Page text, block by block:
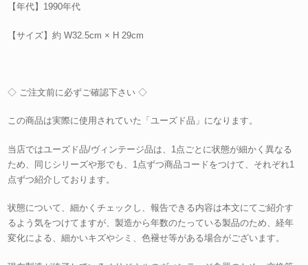
【年代】1990年代
【サイズ】約 W32.5cm × H 29cm
◇ ご注文前に必ずご確認下さい ◇
この商品は実際に使用されていた「ユーズド品」になります。
当店ではユーズド品/ヴィンテージ品は、1点ごとに状態が細かく異なる
ため、同じシリーズや形でも、1点ずつ商品コードをつけて、それぞれ1
点ずつ紹介しております。
状態について、細かくチェックし、報告できる内容は本文にてご紹介す
るよう気をつけてますが、製造から年数のたっている製品のため、経年
変化による、細かいキズやシミ、色褪せ等がある場合がございます。